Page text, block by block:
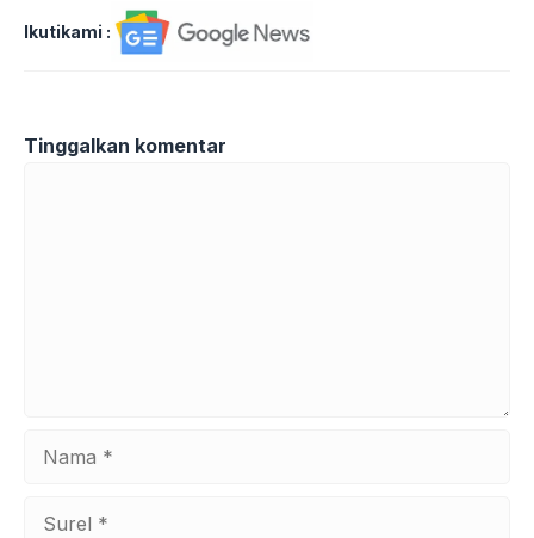
Ikutikami :
Tinggalkan komentar